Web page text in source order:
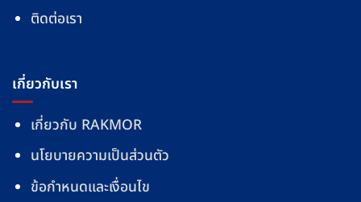
ติดต่อเรา
เกี่ยวกับเรา
เกี่ยวกับ RAKMOR
นโยบายความเป็นส่วนตัว
ข้อกำหนดและเงื่อนไข